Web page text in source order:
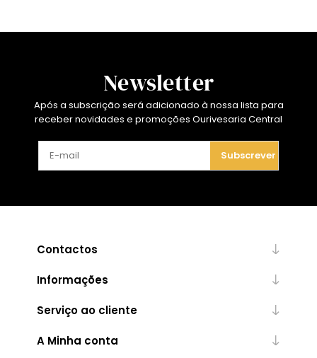
Newsletter
Após a subscrição será adicionado à nossa lista para
receber novidades e promoções Ourivesaria Central
Subscrever
Contactos
Informações
Serviço ao cliente
A Minha conta